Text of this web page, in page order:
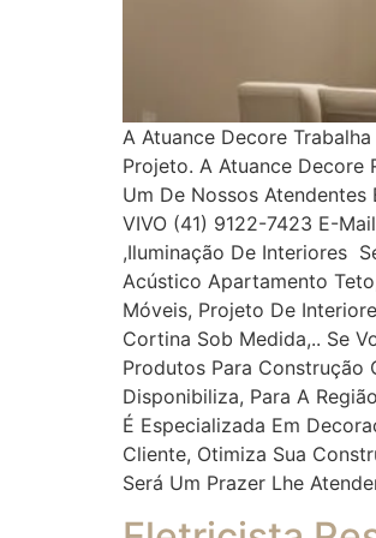
A Atuance Decore
Projeto. A Atuance Decore
Um De Nossos Atendentes
VIVO (41) 9122-7423 E-
,iluminação De Interiores
Acústico Apartamento
Móveis, Projeto De
Cortina Sob Medida,.. Se
Produtos Para Construção
Disponibiliza, Para A
É Especializada Em
Cliente, Otimiza Sua
Será Um Prazer Lhe